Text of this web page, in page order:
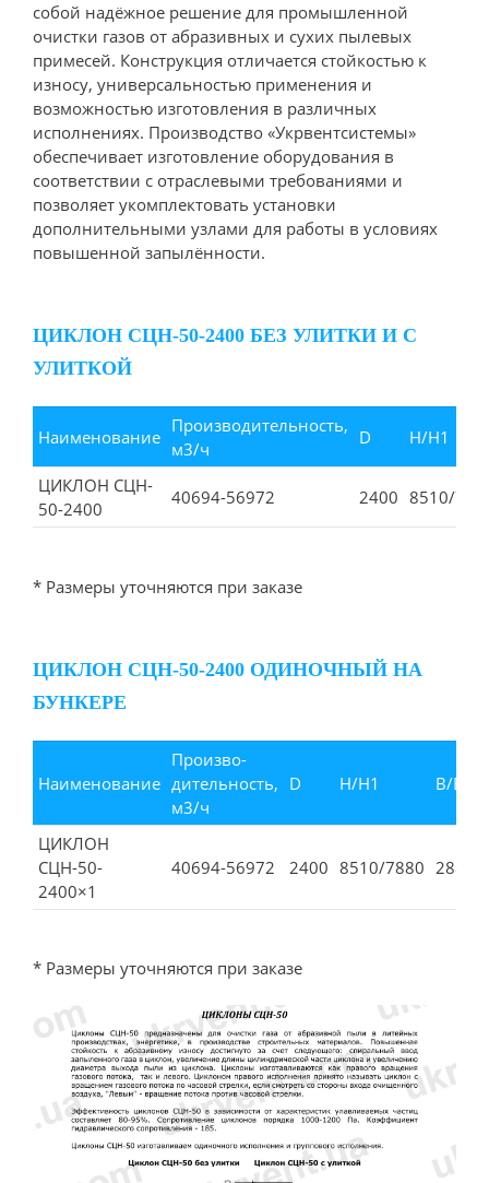
собой надёжное решение для промышленной
очистки газов от абразивных и сухих пылевых
примесей. Конструкция отличается стойкостью к
износу, универсальностью применения и
возможностью изготовления в различных
исполнениях. Производство «Укрвентсистемы»
обеспечивает изготовление оборудования в
соответствии с отраслевыми требованиями и
позволяет укомплектовать установки
дополнительными узлами для работы в условиях
повышенной запылённости.
ЦИКЛОН СЦН-50-2400 БЕЗ УЛИТКИ И С
УЛИТКОЙ
Наименование
Производительность,
м3/ч
D Н/Н1
ЦИКЛОН СЦН-
50-2400
40694-56972 2400 8510/
* Размеры уточняются при заказе
ЦИКЛОН СЦН-50-2400 ОДИНОЧНЫЙ НА
БУНКЕРЕ
Наименование
Произво­
дительность,
м3/ч
D Н/Н1 В/В2
ЦИКЛОН
СЦН-50-
2400×1
40694-56972 2400 8510/7880 2880
* Размеры уточняются при заказе